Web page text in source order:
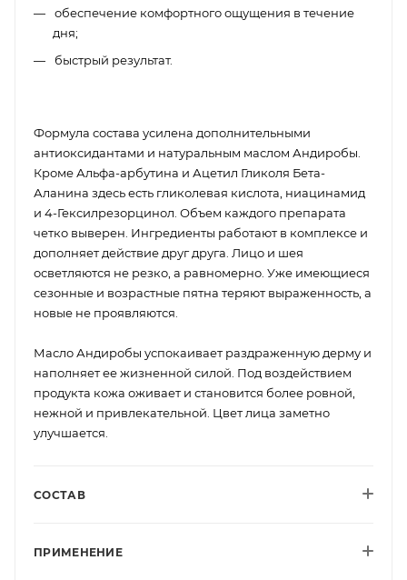
обеспечение комфортного ощущения в течение
дня;
быстрый результат.
Формула состава усилена дополнительными
антиоксидантами и натуральным маслом Андиробы.
Кроме Альфа-арбутина и Ацетил Гликоля Бета-
Аланина здесь есть гликолевая кислота, ниацинамид
и 4-Гексилрезорцинол. Объем каждого препарата
четко выверен. Ингредиенты работают в комплексе и
дополняет действие друг друга. Лицо и шея
осветляются не резко, а равномерно. Уже имеющиеся
сезонные и возрастные пятна теряют выраженность, а
новые не проявляются.
Масло Андиробы успокаивает раздраженную дерму и
наполняет ее жизненной силой. Под воздействием
продукта кожа оживает и становится более ровной,
нежной и привлекательной. Цвет лица заметно
улучшается.
СОСТАВ
ПРИМЕНЕНИЕ